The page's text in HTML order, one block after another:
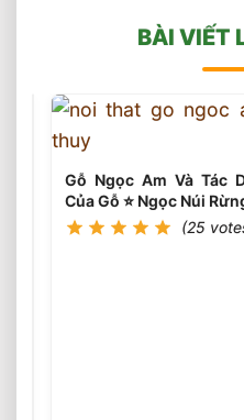
BÀI VIẾT
Gỗ Ngọc Am Và Tác
Của Gỗ ⭐️ Ngọc Núi
(25